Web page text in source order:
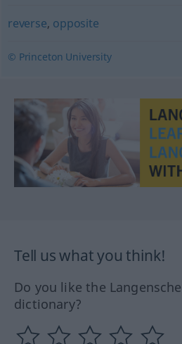
reverse, opposite
© Princeton University
Tell us what you think!
Do you like the
dictionary?